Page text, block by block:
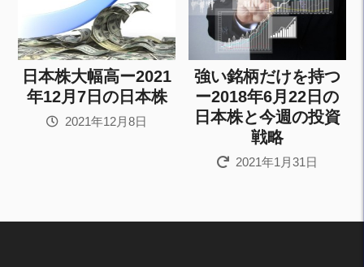
日本株大幅高ー2021
年12月7日の日本株
2021年12月8日
強い銘柄だけを持つ
ー2018年6月22日の
日本株と今週の投資
戦略
2021年1月31日